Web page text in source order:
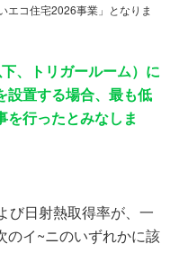
エコ住宅2026事業」となりま
、トリガールーム）に
設置する場合、最も低
を行ったとみなしま
び日射熱取得率が、一
のイ~ニのいずれかに該